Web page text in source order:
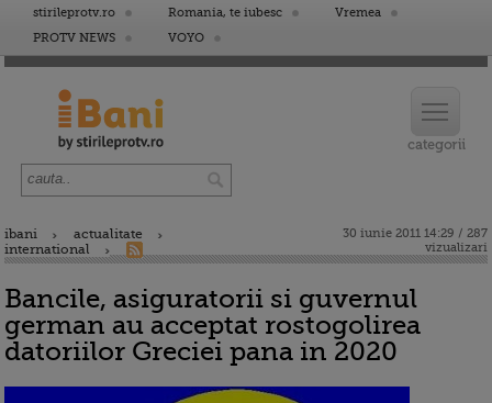
stirileprotv.ro Romania, te iubesc
Vremea
PROTV NEWS
VOYO
ibani
actualitate
international
30 iunie 2011 14:29 / 287
vizualizari
Bancile, asiguratorii si guvernul
german au acceptat rostogolirea
datoriilor Greciei pana in 2020